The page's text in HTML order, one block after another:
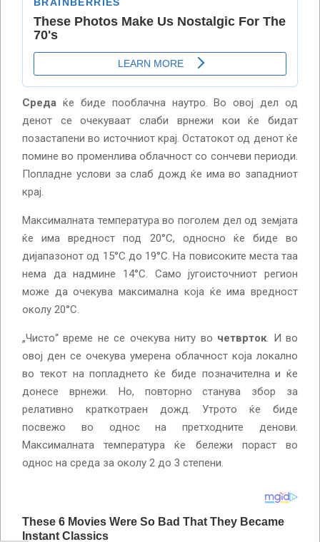
Среда ќе биде пооблачна наутро. Во овој дел од
денот се очекуваат слаби врнежи кои ќе бидат
позастапени во источниот крај. Остатокот од денот ќе
помине во променлива облачност со сончеви периоди.
Попладне услови за слаб дожд ќе има во западниот
крај.
Максималната температура во поголем дел од земјата
ќе има вредност под 20°С, односно ќе биде во
дијапазонот од 15°С до 19°С. На повисоките места таа
нема да надмине 14°С. Само југоисточниот регион
може да очекува максимална која ќе има вредност
околу 20°С.
„Чисто“ време не се очекува ниту во четврток. И во
овој ден се очекува умерена облачност која локално
во текот на попладнето ќе биде позначителна и ќе
донесе врнежи. Но, повторно станува збор за
релативно краткотраен дожд. Утрото ќе биде
посвежо во однос на претходните денови.
Максималната температура ќе бележи пораст во
однос на среда за околу 2 до 3 степени.